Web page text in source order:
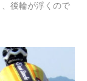
後輪が浮くので